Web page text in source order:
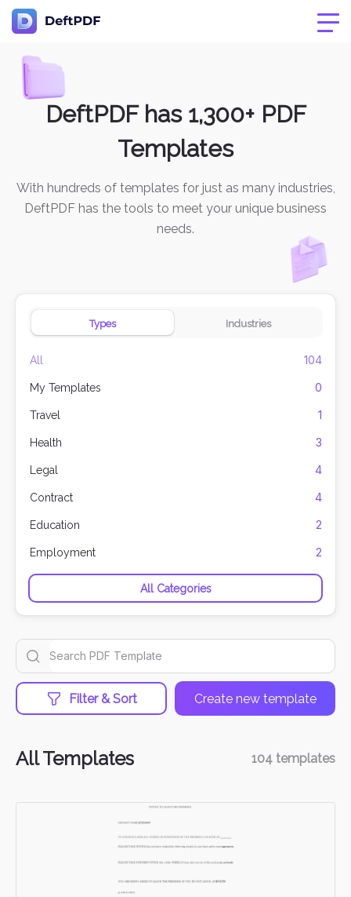
DeftPDF has 1,300+ PDF
Templates
With hundreds of templates for just as many industries,
DeftPDF has the tools to meet your unique business
needs.
Types Industries
All 104
My Templates 0
Travel 1
Health 3
Legal 4
Contract 4
Education 2
Employment 2
All Categories
Filter & Sort Create new template
All Templates 104 templates